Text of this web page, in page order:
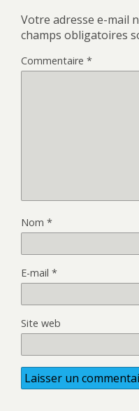
Votre adresse e-mail
champs obligatoires
Commentaire *
Nom *
E-mail *
Site web